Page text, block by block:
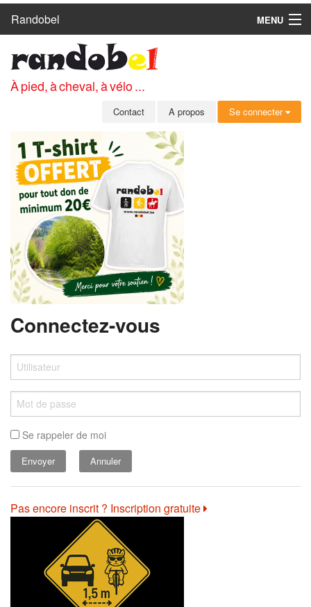
Randobel
MENU
CIRCUITS
CLUBS
MEMBRES
SE CONNECTER
INSCRIPTION GRATUITE
MOT DE PASSE OUBLIÉ
À pied, à cheval, à vélo ...
Contact A propos Se connecter
Connectez-vous
Se rappeler de moi
Annuler
Pas encore inscrit ? Inscription gratuite